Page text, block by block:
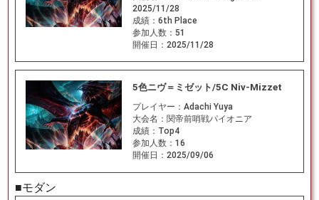
2025/11/28
成績： 6th Place
参加人数： 51
開催日： 2025/11/28
5色ニヴ＝ミゼット/5C Niv-Mizzet
プレイヤー： Adachi Yuya
大会名： 関帝前哨戦パイオニア
成績： Top4
参加人数： 16
開催日： 2025/09/06
■モダン